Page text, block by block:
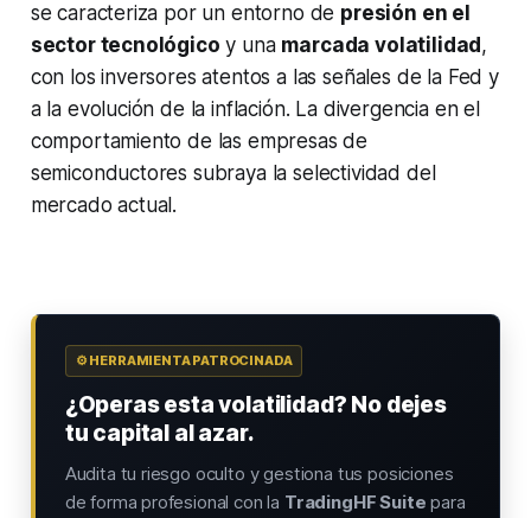
se caracteriza por un entorno de presión en el
sector tecnológico y una marcada volatilidad ,
con los inversores atentos a las señales de la Fed y
a la evolución de la inflación. La divergencia en el
comportamiento de las empresas de
semiconductores subraya la selectividad del
mercado actual.
⚙️ HERRAMIENTA PATROCINADA
¿Operas esta volatilidad? No dejes
tu capital al azar.
Audita tu riesgo oculto y gestiona tus posiciones
de forma profesional con la TradingHF Suite para